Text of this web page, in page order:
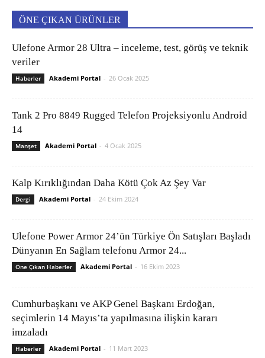
ÖNE ÇIKAN ÜRÜNLER
Ulefone Armor 28 Ultra – inceleme, test, görüş ve teknik
veriler
Haberler Akademi Portal - 26 Ocak 2025
Tank 2 Pro 8849 Rugged Telefon Projeksiyonlu Android
14
Manşet Akademi Portal - 4 Ocak 2025
Kalp Kırıklığından Daha Kötü Çok Az Şey Var
Dergi Akademi Portal - 24 Ekim 2024
Ulefone Power Armor 24’ün Türkiye Ön Satışları Başladı
Dünyanın En Sağlam telefonu Armor 24...
Öne Çıkan Haberler Akademi Portal - 16 Ekim 2023
Cumhurbaşkanı ve AKP Genel Başkanı Erdoğan,
seçimlerin 14 Mayıs’ta yapılmasına ilişkin kararı
imzaladı
Haberler Akademi Portal - 11 Mart 2023